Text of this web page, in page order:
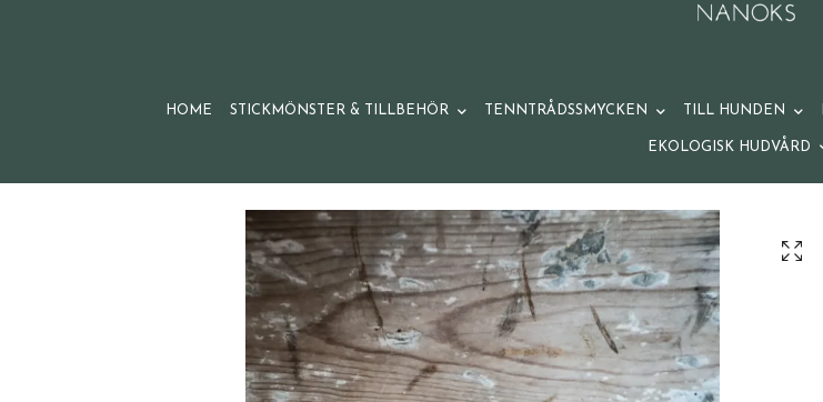
HOME STICKMÖNSTER & TILLBEHÖR TENNTRÅDSSMYCKEN TILL HUNDEN
EKOLOGISK HUDVÅRD